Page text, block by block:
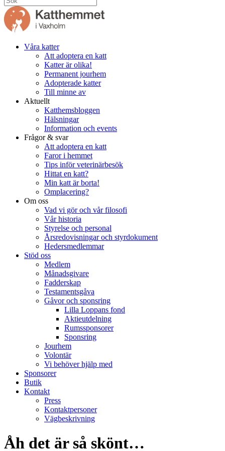
Våra katter
Att adoptera en katt
Katter är olika!
Permanent jourhem
Adopterade katter
Till minne av
Aktuellt
Katthemsbloggen
Hälsningar
Information och events
Frågor & svar
Att adoptera en katt
Faror i hemmet
Tips inför veterinärbesök
Hittat en katt?
Min katt är borta!
Omplacering?
Om oss
Vad vi gör och vår filosofi
Vår historia
Styrelse och personal
Årsredovisningar och styrdokument
Hedersmedlemmar
Stöd oss
Medlem
Månadsgivare
Fadderskap
Testamentsgåva
Gåvor och sponsring
Lilla Loppans fond
Aktieutdelning
Rumssponsorer
Sponsring
Jourhem
Volontär
Vi behöver hjälp med
Sponsorer
Butik
Kontakt
Press
Kontaktpersoner
Vägbeskrivning
Åh det är så skönt…